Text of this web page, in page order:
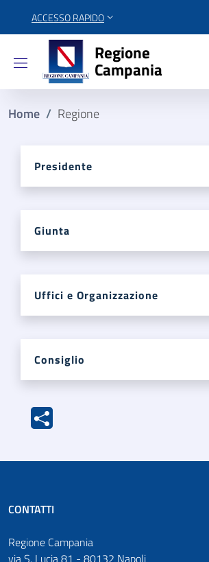
ACCESSO RAPIDO
Regione
Regione
Campania
Home / Regione
Presidente
Giunta
Uffici e Organizzazione
Consiglio
CONTATTI
Regione Campania
via S. Lucia 81 - 80132 Napoli